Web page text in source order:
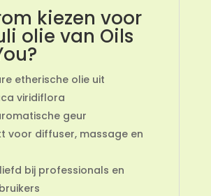
kiezen voor
olie van Oils
etherische olie uit
viridiflora
geur
voor diffuser, massage en
bij professionals en